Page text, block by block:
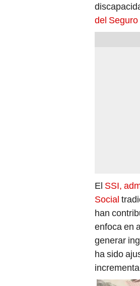
del Seguro
El SSI,
Social
han
enfoca en
generar
ha sido